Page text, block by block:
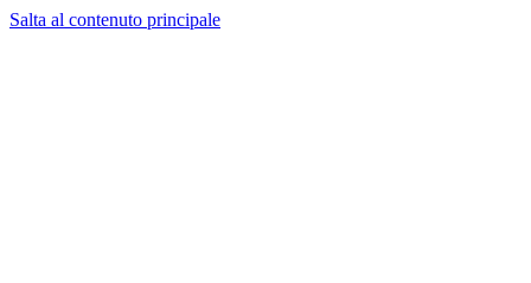
Salta al contenuto principale